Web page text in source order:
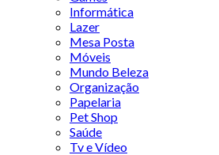
Informática
Lazer
Mesa Posta
Móveis
Mundo Beleza
Organização
Papelaria
Pet Shop
Saúde
Tv e Vídeo